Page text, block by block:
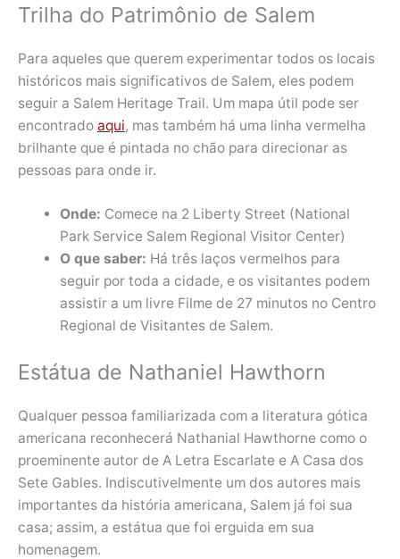
Trilha do Patrimônio de Salem
Para aqueles que querem experimentar todos os locais
históricos mais significativos de Salem, eles podem
seguir a Salem Heritage Trail. Um mapa útil pode ser
encontrado aqui, mas também há uma linha vermelha
brilhante que é pintada no chão para direcionar as
pessoas para onde ir.
Onde: Comece na 2 Liberty Street (National
Park Service Salem Regional Visitor Center)
O que saber: Há três laços vermelhos para
seguir por toda a cidade, e os visitantes podem
assistir a um livre Filme de 27 minutos no Centro
Regional de Visitantes de Salem.
Estátua de Nathaniel Hawthorn
Qualquer pessoa familiarizada com a literatura gótica
americana reconhecerá Nathanial Hawthorne como o
proeminente autor de A Letra Escarlate e A Casa dos
Sete Gables. Indiscutivelmente um dos autores mais
importantes da história americana, Salem já foi sua
casa; assim, a estátua que foi erguida em sua
homenagem.